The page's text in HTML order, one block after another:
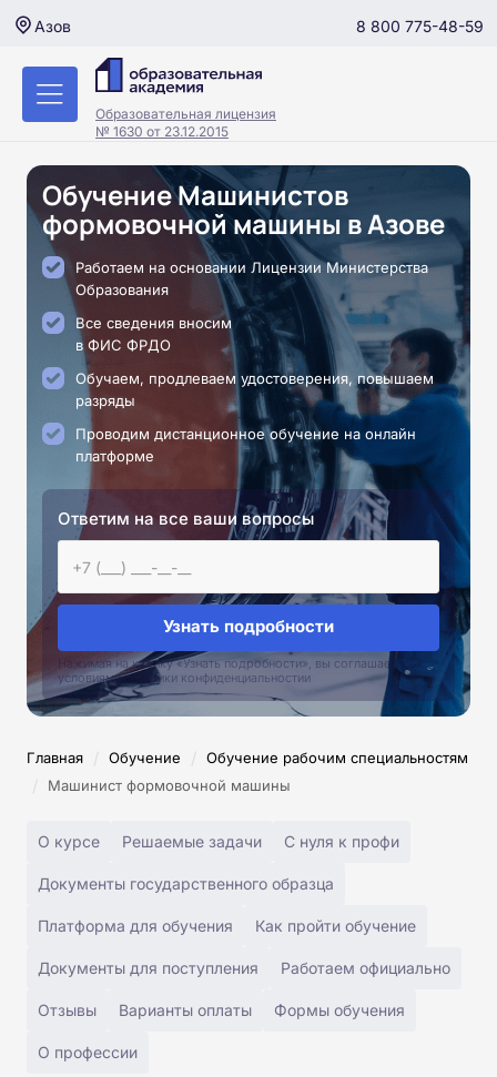
Азов 8 800 775-48-59
Образовательная лицензия
№ 1630 от 23.12.2015
Обучение Машинистов
формовочной машины в Азове
Работаем на основании Лицензии Министерства
Образования
Все сведения вносим
в ФИС ФРДО
Обучаем, продлеваем удостоверения, повышаем
разряды
Проводим дистанционное обучение на онлайн
платформе
Ответим на все ваши вопросы
Узнать подробности
Нажимая на кнопку «Узнать подробности», вы соглашаетесь с
условиями политики конфиденциальностии
Главная / Обучение / Обучение рабочим специальностям
/ Машинист формовочной машины
О курсе Решаемые задачи С нуля к профи
Документы государственного образца
Платформа для обучения Как пройти обучение
Документы для поступления Работаем официально
Отзывы Варианты оплаты Формы обучения
О профессии